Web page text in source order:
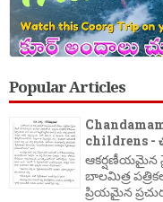
Popular Articles
childrens -
ఆకర్షణీయమైన
బాలమిత్ర
ప్రియమైన